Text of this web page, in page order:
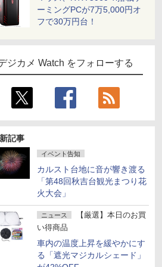
ーミングPCが7万5,000円オ
フで30万円台！
ジカメ Watch をフォローする
記事
イベント告知
カルスト台地に音が響き渡る
「第48回秋吉台観光まつり花
火大会」
ニュース
【厳選】本日のお買
い得商品
車内の温度上昇を緩やかにす
る「遮光マジカルシェード」